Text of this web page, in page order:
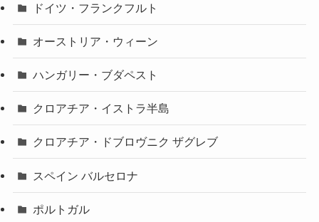
ドイツ・フランクフルト
オーストリア・ウィーン
ハンガリー・ブダペスト
クロアチア・イストラ半島
クロアチア・ドブロヴニク ザグレブ
スペイン バルセロナ
ポルトガル